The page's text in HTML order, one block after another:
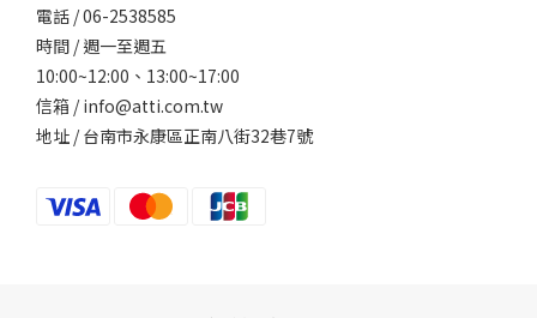
電話 / 06-2538585
時間 / 週一至週五
10:00~12:00、 13:00~17:00
信箱 / info@atti.com.tw
地址 / 台南市永康區正南八街32巷7號